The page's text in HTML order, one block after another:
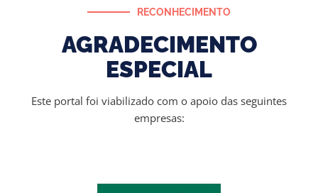
RECONHECIMENTO
AGRADECIMENTO
ESPECIAL
Este portal foi viabilizado com o apoio das seguintes
empresas: